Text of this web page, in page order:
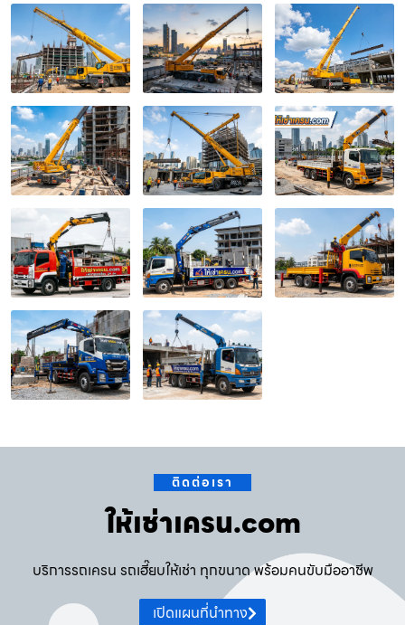
ติดต่อเรา
ให้เช่าเครน.com
บริการรถเครน รถเฮี๊ยบให้เช่า ทุกขนาด พร้อมคนขับมืออาชีพ
เปิดแผนที่นำทาง